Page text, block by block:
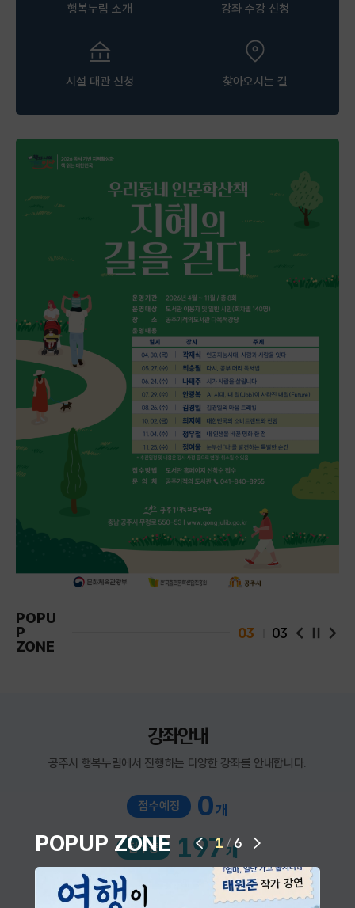
POPUP ZONE 이전 슬라이드
1 /6
다음 슬라이드
행복누림 소개 강좌 수강 신청
시설 대관 신청 찾아오시는 길
POPU
P
ZONE
03 03 팝업 슬라
팝
강좌안내
공주시 행복누림에서 진행하는 다양한 강좌를 안내합니다.
접수예정 0개
접수중 197개
접수마감 962개